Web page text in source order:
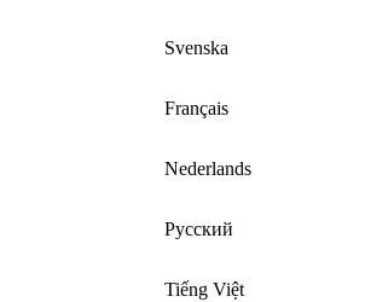
Svenska
Français
Nederlands
Русский
Tiếng Việt